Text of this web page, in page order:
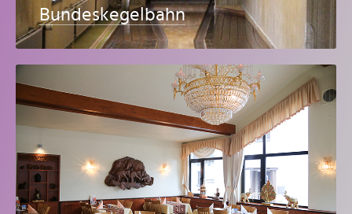
Bundeskegelbahn